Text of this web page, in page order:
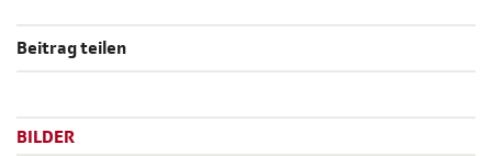
Beitrag teilen
BILDER